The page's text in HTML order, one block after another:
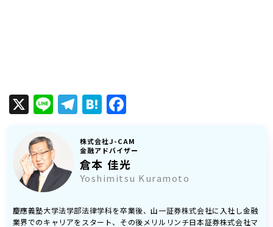
X LineTelegram
Hatena
Facebook
株式会社J-CAM
金融アドバイザー
倉本 佳光
Yoshimitsu Kuramoto
慶應義塾大学法学部法律学科を卒業後、山一証券株式会社に入社し金融
業界でのキャリアをスタート、その後メリルリンチ日本証券株式会社マ